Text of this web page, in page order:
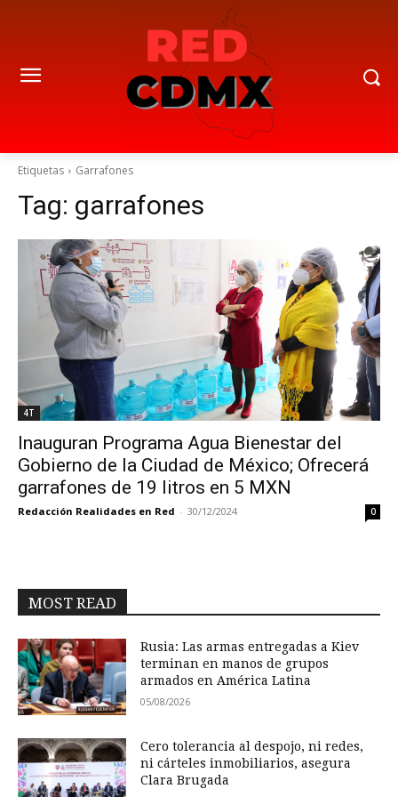
Etiquetas Garrafones
Tag: garrafones
4T
Inauguran Programa Agua Bienestar del
Gobierno de la Ciudad de México; Ofrecerá
garrafones de 19 litros en 5 MXN
Redacción Realidades en Red - 30/12/2024 0
MOST READ
Rusia: Las armas entregadas a Kiev
terminan en manos de grupos
armados en América Latina
05/08/2026
Cero tolerancia al despojo, ni redes,
ni cárteles inmobiliarios, asegura
Clara Brugada